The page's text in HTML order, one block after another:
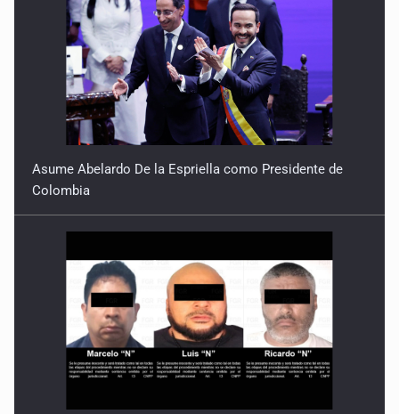
Asume Abelardo De la Espriella como Presidente de
Colombia